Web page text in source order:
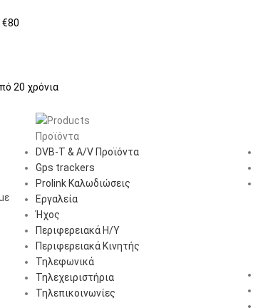
€80
20 χρόνια
Προϊόντα
DVB-T & A/V Προϊόντα
Gps trackers
Prolink Καλωδιώσεις
Εργαλεία
Ήχος
Περιφερειακά Η/Υ
Περιφερειακά Κινητής
Τηλεφωνικά
Τηλεχειριστήρια
Τηλεπικοινωνίες